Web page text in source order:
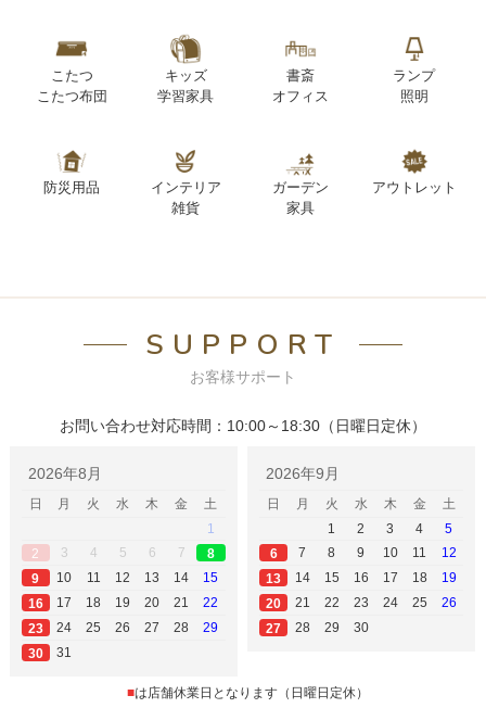
こたつ
こたつ布団
キッズ
学習家具
書斎
オフィス
ランプ
照明
防災用品
インテリア
雑貨
ガーデン
家具
アウトレット
SUPPORT
お客様サポート
お問い合わせ対応時間：10:00～18:30（日曜日定休）
2026年8月
日 月 火 水 木 金
土
1
2
3 4 5 6 7
8
9
10 11 12 13 14
15
16
17 18 19 20 21
22
23
24 25 26 27 28
29
30
31
2026年9月
日 月 火 水 木 金
土
1
2 3 4
5
6
7 8 9 10 11
12
13
14 15 16 17 18
19
20
21 22 23 24 25
26
27
28 29 30
■は店舗休業日となります（日曜日定休）